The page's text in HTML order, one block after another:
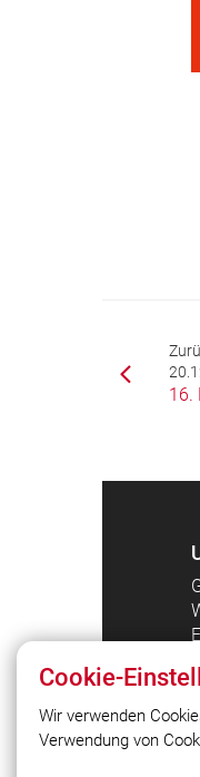
16.
Cookie-
Wir verwenden
Verwendung von